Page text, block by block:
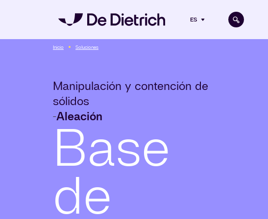
ES
Inicio Soluciones
Manipulación y contención de
sólidos
-Aleación
Base
de